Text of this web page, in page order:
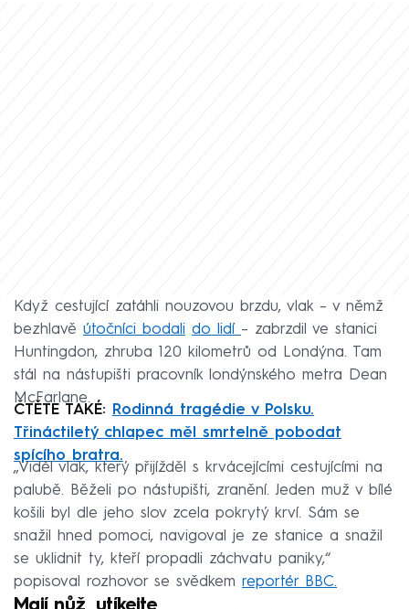
Když cestující zatáhli nouzovou brzdu, vlak – v němž
bezhlavě útočníci bodali do lidí – zabrzdil ve stanici
Huntingdon, zhruba 120 kilometrů od Londýna. Tam
stál na nástupišti pracovník londýnského metra Dean
McFarlane.
ČTĚTE TAKÉ:
Rodinná tragédie v Polsku.
Třináctiletý chlapec měl smrtelně pobodat
spícího bratra.
„Viděl vlak, který přijížděl s krvácejícími cestujícími na
palubě. Běželi po nástupišti, zranění. Jeden muž v bílé
košili byl dle jeho slov zcela pokrytý krví. Sám se
snažil hned pomoci, navigoval je ze stanice a snažil
se uklidnit ty, kteří propadli záchvatu paniky,“
popisoval rozhovor se svědkem reportér BBC.